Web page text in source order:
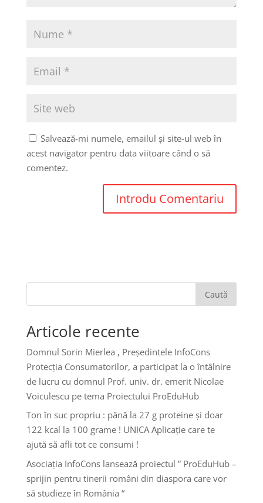
Salvează-mi numele, emailul și site-ul web în
acest navigator pentru data viitoare când o să
comentez.
Caută
Articole recente
Domnul Sorin Mierlea , Președintele InfoCons
Protecția Consumatorilor, a participat la o întâlnire
de lucru cu domnul Prof. univ. dr. emerit Nicolae
Voiculescu pe tema Proiectului ProEduHub
Ton în suc propriu : până la 27 g proteine și doar
122 kcal la 100 grame ! UNICA Aplicație care te
ajută să afli tot ce consumi !
Asociația InfoCons lansează proiectul ” ProEduHub –
sprijin pentru tinerii români din diaspora care vor
să studieze în România “